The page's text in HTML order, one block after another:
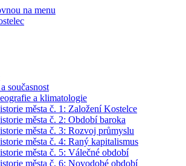
na menu
současnost
a klimatologie
města č. 1: Založení Kostelce
města č. 2: Období baroka
města č. 3: Rozvoj průmyslu
města č. 4: Raný kapitalismus
města č. 5: Válečné období
města č. 6: Novodobé období